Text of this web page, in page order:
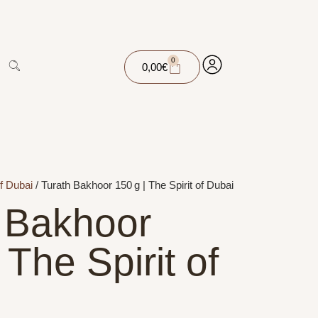
0,00€
0
Dubai / Turath Bakhoor 150 g | The Spirit of Dubai
Spirit of